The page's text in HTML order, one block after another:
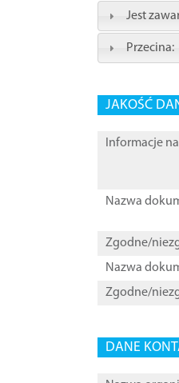
Jest
Przecina:
JAKOŚĆ
Informacje
Nazwa
Zgodne/
Nazwa
Zgodne/
DANE